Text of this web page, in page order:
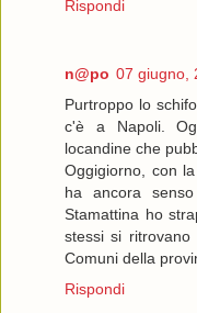
Rispondi
n@po 07 giugno,
Purtroppo lo
c'è a Napoli.
locandine che
Oggigiorno, con
ha ancora
Stamattina ho
stessi si
Comuni della
Rispondi